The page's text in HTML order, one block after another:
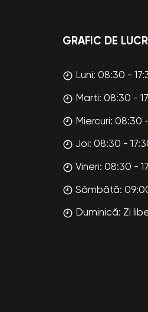
GRAFIC DE
Luni: 08:30 -
Marti: 08:30 -
Miercuri: 08:30
Joi: 08:30 -
Vineri: 08:30 -
Sâmbătă:
Duminică: Zi